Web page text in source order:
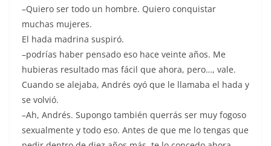
–Quiero ser todo un hombre. Quiero conquistar
muchas mujeres.
El hada madrina suspiró.
–podrías haber pensado eso hace veinte años. Me
hubieras resultado mas fácil que ahora, pero…, vale.
Cuando se alejaba, Andrés oyó que le llamaba el hada y
se volvió.
–Ah, Andrés. Supongo también querrás ser muy fogoso
sexualmente y todo eso. Antes de que me lo tengas que